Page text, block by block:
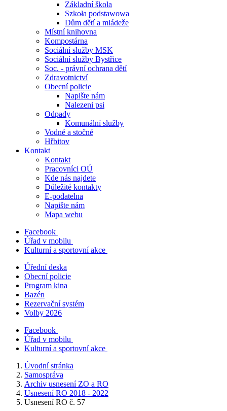
Základní škola
Szkoła podstawowa
Dům dětí a mládeže
Místní knihovna
Kompostárna
Sociální služby MSK
Sociální služby Bystřice
Soc. - právní ochrana dětí
Zdravotnictví
Obecní policie
Napište nám
Nalezeni psi
Odpady
Komunální služby
Vodné a stočné
Hřbitov
Kontakt
Kontakt
Pracovníci OÚ
Kde nás najdete
Důležité kontakty
E-podatelna
Napište nám
Mapa webu
Facebook
Úřad v mobilu
Kulturní a sportovní akce
Úřední deska
Obecní policie
Program kina
Bazén
Rezervační systém
Volby 2026
Facebook
Úřad v mobilu
Kulturní a sportovní akce
Úvodní stránka
Samospráva
Archiv usnesení ZO a RO
Usnesení RO 2018 - 2022
Usnesení RO č. 57